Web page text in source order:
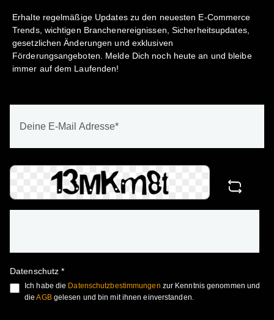
Erhalte regelmäßige Updates zu den neuesten E-Commerce
Trends, wichtigen Branchenereignissen, Sicherheitsupdates,
gesetzlichen Änderungen und exklusiven
Förderungsangeboten. Melde Dich noch heute an und bleibe
immer auf dem Laufenden!
Datenschutz *
Ich habe die Datenschutzbestimmungen zur Kenntnis genommen und
dieAGBgelesen und bin mit ihnen einverstanden.